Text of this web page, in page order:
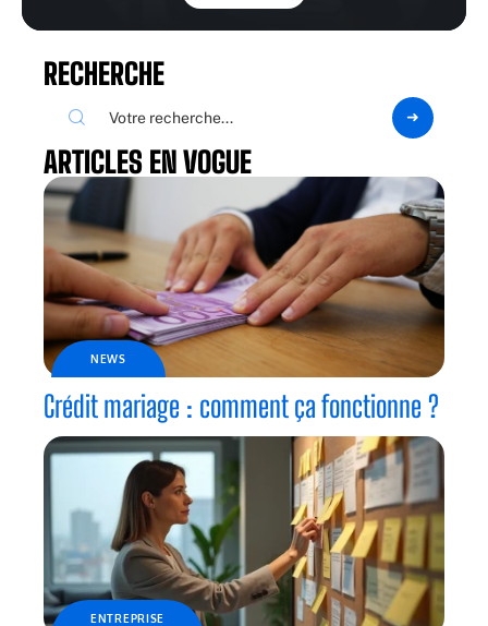
RECHERCHE
ARTICLES EN VOGUE
NEWS
Crédit mariage : comment ça fonctionne ?
ENTREPRISE